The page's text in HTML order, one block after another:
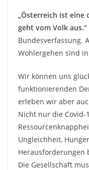
„Österreich ist eine
geht vom Volk aus.“
Bundesverfassung.
Wohlergehen sind
Wir können uns
funktionierenden
erleben wir aber
Nicht nur die Covid-
Ungleichheit,
Herausforderungen
Die Gesellschaft